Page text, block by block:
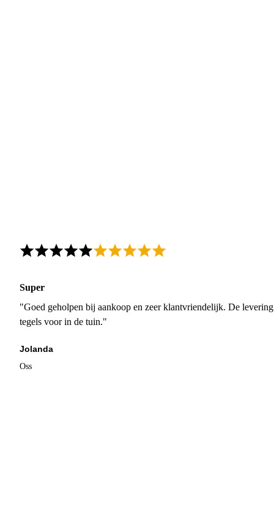
Super
"Goed geholpen bij aankoop en zeer klantvriendelijk. De
tegels voor in de tuin."
Jolanda
Oss